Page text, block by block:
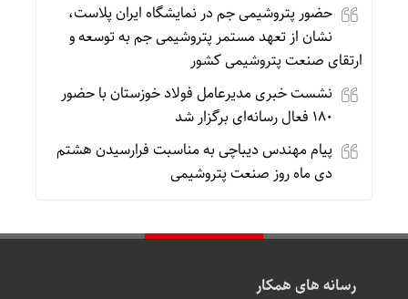
حضور پتروشیمی جم در نمایشگاه ایران پلاست،
نشان از تعهد مستمر پتروشیمی جم به توسعه و
ارتقای صنعت پتروشیمی کشور
نشست خبری مدیرعامل فولاد خوزستان با حضور
۱۸۰ فعال رسانه‌ای برگزار شد
پیام مهندس دیباچی به مناسبت فرارسیدن هشتم
دی ماه روز صنعت پتروشیمی
رسانه های همکار